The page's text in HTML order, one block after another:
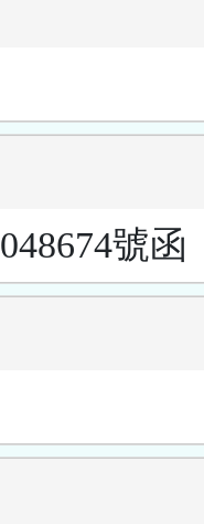
號函